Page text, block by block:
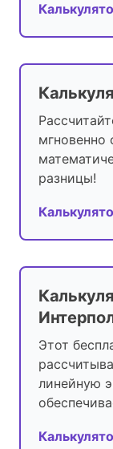
разницы!
Этот
линейную